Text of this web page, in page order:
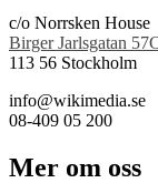
c/o Norrsken House
Birger Jarlsgatan
113 56 Stockholm
info@wikimedia.se
08-409 05 200
Mer om oss